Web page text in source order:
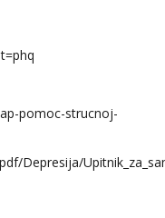
pomoc-strucnoj-
Depresija/